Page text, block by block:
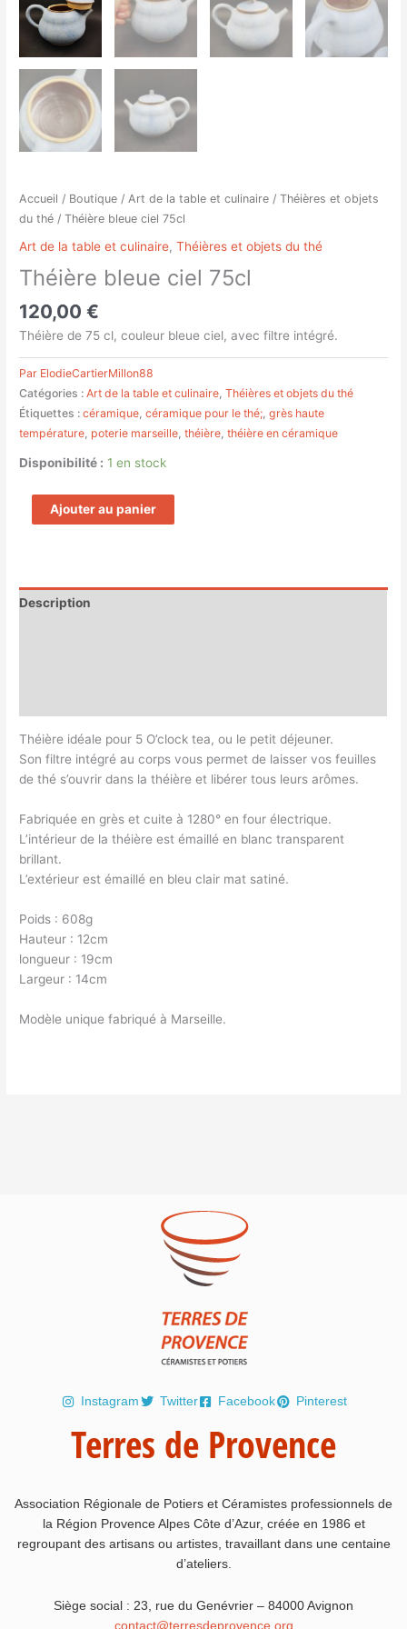
Accueil / Boutique /Art de la table et culinaire /Théières et objets
du thé / Théière bleue ciel 75cl
Art de la table et culinaire,Théières et objets du thé
Théière bleue ciel 75cl
120,00€
Théière de 75 cl, couleur bleue ciel, avec filtre intégré.
Par ElodieCartierMillon88
Catégories :Art de la table et culinaire,Théières et objets du thé
Étiquettes :céramique,céramique pour le thé;,grès haute
température, poterie marseille,théière,théière en céramique
Disponibilité : 1 en stock
Ajouter au panier
Description
Théière idéale pour 5 O’clock tea, ou le petit déjeuner.
Son filtre intégré au corps vous permet de laisser vos feuilles
de thé s’ouvrir dans la théière et libérer tous leurs arômes.
Fabriquée en grès et cuite à 1280° en four électrique.
L’intérieur de la théière est émaillé en blanc transparent
brillant.
L’extérieur est émaillé en bleu clair mat satiné.
Poids : 608g
Hauteur : 12cm
longueur : 19cm
Largeur : 14cm
Modèle unique fabriqué à Marseille.
Instagram Twitter Facebook Pinterest
Terres de Provence
Association Régionale de Potiers et Céramistes professionnels de
la Région Provence Alpes Côte d’Azur, créée en 1986 et
regroupant des artisans ou artistes, travaillant dans une centaine
d’ateliers.
Siège social : 23, rue du Genévrier – 84000 Avignon
contact@terresdeprovence.org